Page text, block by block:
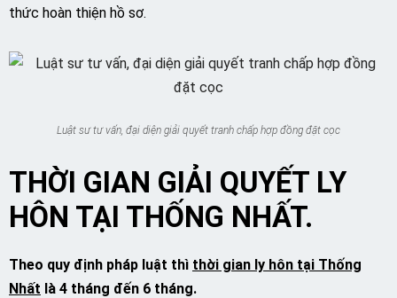
thức hoàn thiện hồ sơ.
Luật sư tư vấn, đại diện giải quyết tranh chấp hợp đồng đặt cọc
THỜI GIAN GIẢI QUYẾT LY
HÔN TẠI THỐNG NHẤT.
Theo quy định pháp luật thì thời gian ly hôn tại Thống
Nhất là 4 tháng đến 6 tháng.